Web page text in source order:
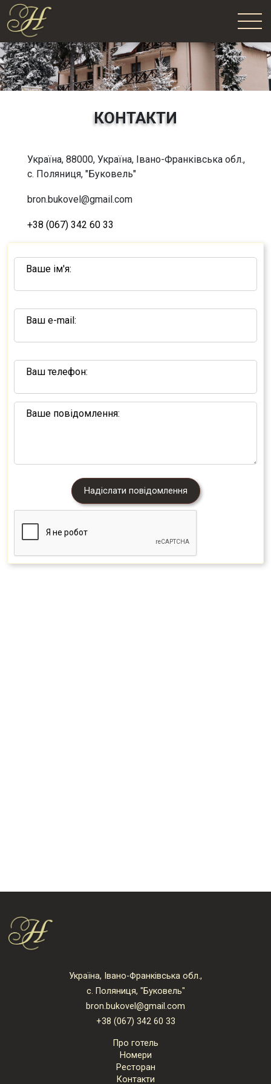
Про готель
Номери
Контакти
Забронювати
КОНТАКТИ
Україна, 88000, Україна, Івано-Франківська обл.,
с. Поляниця, "Буковель"
bron.bukovel@gmail.com
+38 (067) 342 60 33
Ваше ім'я:
Ваш e-mail:
Ваш телефон:
Ваше повідомлення:
Надіслати повідомлення
Україна, Івано-Франківська обл.,
с. Поляниця, "Буковель"
bron.bukovel@gmail.com
+38 (067) 342 60 33
Про готель
Номери
Ресторан
Контакти